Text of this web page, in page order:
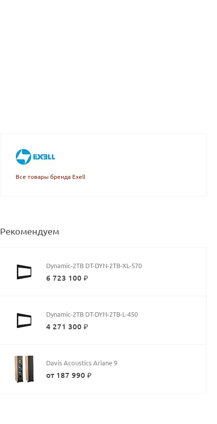
Все товары бренда Exell
Рекомендуем
Dynamic-2TB DT-DYN-2TB-XL-570
6 723 100 ₽
Dynamic-2TB DT-DYN-2TB-L-450
4 271 300 ₽
Davis Acoustics Ariane 9
от 187 990 ₽